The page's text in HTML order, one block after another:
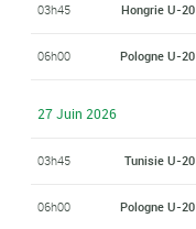
03h45 Hongrie U-20
06h00 Pologne U-20
27 Juin 2026
03h45 Tunisie U-20
06h00 Pologne U-20